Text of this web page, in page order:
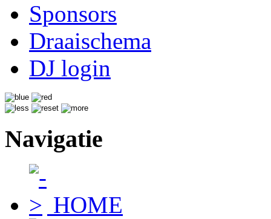
Sponsors
Draaischema
DJ login
Navigatie
HOME